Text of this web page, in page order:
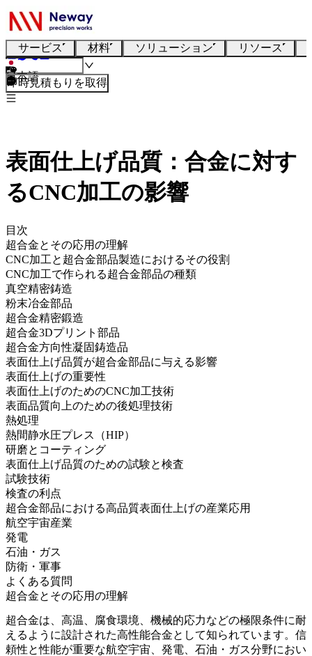
サービス 材料 ソリューション リソース
日本語
即時見積もりを取得
表面仕上げ品質：合金に対す
るCNC加工の影響
目次
超合金とその応用の理解
CNC加工と超合金部品製造におけるその役割
CNC加工で作られる超合金部品の種類
真空精密鋳造
粉末冶金部品
超合金精密鍛造
超合金3Dプリント部品
超合金方向性凝固鋳造品
表面仕上げ品質が超合金部品に与える影響
表面仕上げの重要性
表面仕上げのためのCNC加工技術
表面品質向上のための後処理技術
熱処理
熱間静水圧プレス（HIP）
研磨とコーティング
表面仕上げ品質のための試験と検査
試験技術
検査の利点
超合金部品における高品質表面仕上げの産業応用
航空宇宙産業
発電
石油・ガス
防衛・軍事
よくある質問
超合金とその応用の理解
超合金は、高温、腐食環境、機械的応力などの極限条件に耐
えるように設計された高性能合金として知られています。信
頼性と性能が重要な航空宇宙 発電 石油・ガス分野におい